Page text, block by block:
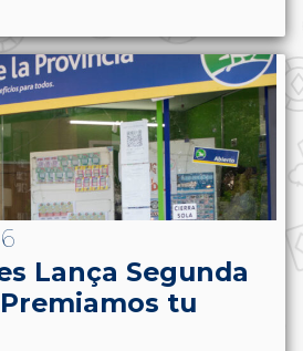
Lança Segunda
tu